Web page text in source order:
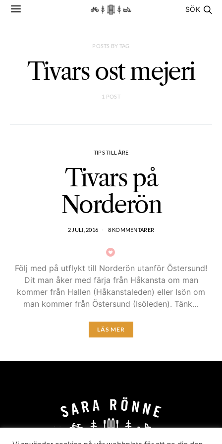
SÖK
POSTS BY TAG
Tivars ost mejeri
1 POST
TIPS TILL ÅRE
Tivars på
Norderön
2 JULI, 2016 8 KOMMENTARER
Följ med på utflykt till Norderön utanför Östersund!
Dit man åker med färja från Håkansta om man
kommer från Hallen (Håkanstaleden) eller Isön om
man kommer från Östersund (Isöleden). Tänk…
LÄS MER